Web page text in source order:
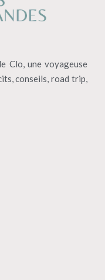
Clo, une voyageuse
conseils, road trip,